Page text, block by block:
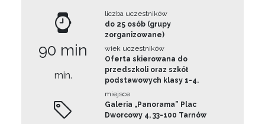
90 min
min.
liczba uczestników
do 25 osób (grupy
zorganizowane)
wiek uczestników
Oferta skierowana do
przedszkoli oraz szkół
podstawowych klasy 1-4.
miejsce
Galeria „Panorama” Plac
Dworcowy 4, 33-100 Tarnów